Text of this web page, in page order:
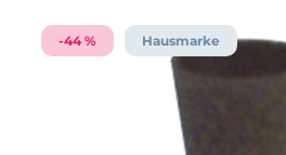
-44 % Hausmarke